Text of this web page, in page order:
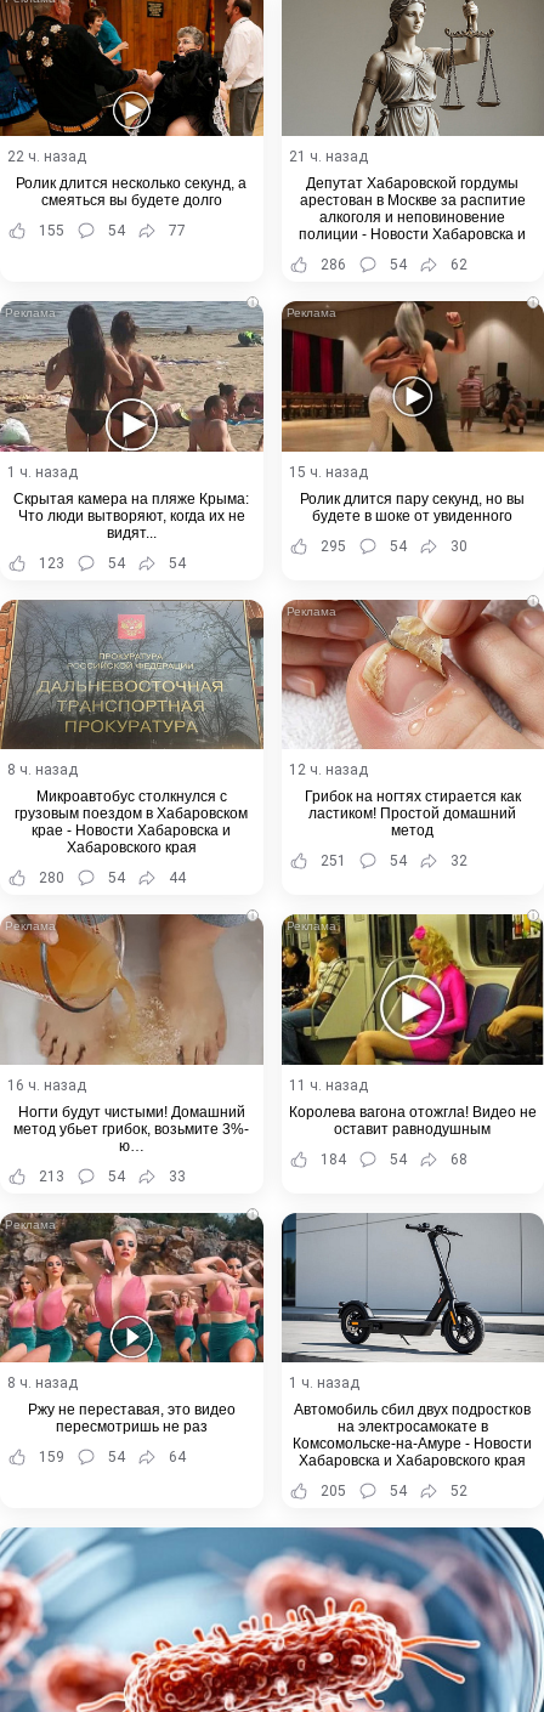
22 ч. назад
Ролик длится несколько секунд, а
смеяться вы будете долго
155
54 77
21 ч. назад
Депутат Хабаровской гордумы
арестован в Москве за распитие
алкоголя и неповиновение
полиции - Новости Хабаровска и
286 54 62
i
1 ч. назад
Скрытая камера на пляже Крыма:
Что люди вытворяют, когда их не
видят...
123
54 54
i
15 ч. назад
Ролик длится пару секунд, но вы
будете в шоке от увиденного
295
54 30
8 ч. назад
Микроавтобус столкнулся с
грузовым поездом в Хабаровском
крае - Новости Хабаровска и
Хабаровского края
280
54 44
i
12 ч. назад
Грибок на ногтях стирается как
ластиком! Простой домашний
метод
251
54 32
i
16 ч. назад
Ногти будут чистыми! Домашний
метод убьет грибок, возьмите 3%-
ю…
213
54 33
i
11 ч. назад
Королева вагона отожгла! Видео не
оставит равнодушным
184
54 68
i
8 ч. назад
Ржу не переставая, это видео
пересмотришь не раз
159
54 64
1 ч. назад
Автомобиль сбил двух подростков
на электросамокате в
Комсомольске-на-Амуре - Новости
Хабаровска и Хабаровского края
205
54 52